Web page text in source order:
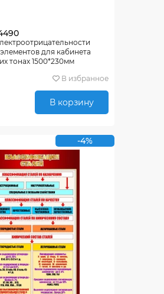
для кабинета
тонах 1500*230мм
В избранное
В корзину
-4%